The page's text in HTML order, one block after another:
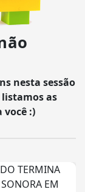
nesta sessão
as
:)